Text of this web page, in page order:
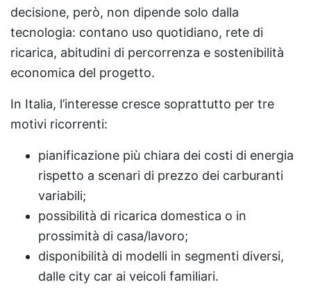
decisione, però, non dipende solo dalla
tecnologia: contano uso quotidiano, rete di
ricarica, abitudini di percorrenza e sostenibilità
economica del progetto.
In Italia, l’interesse cresce soprattutto per tre
motivi ricorrenti:
pianificazione più chiara dei costi di energia
rispetto a scenari di prezzo dei carburanti
variabili;
possibilità di ricarica domestica o in
prossimità di casa/lavoro;
disponibilità di modelli in segmenti diversi,
dalle city car ai veicoli familiari.